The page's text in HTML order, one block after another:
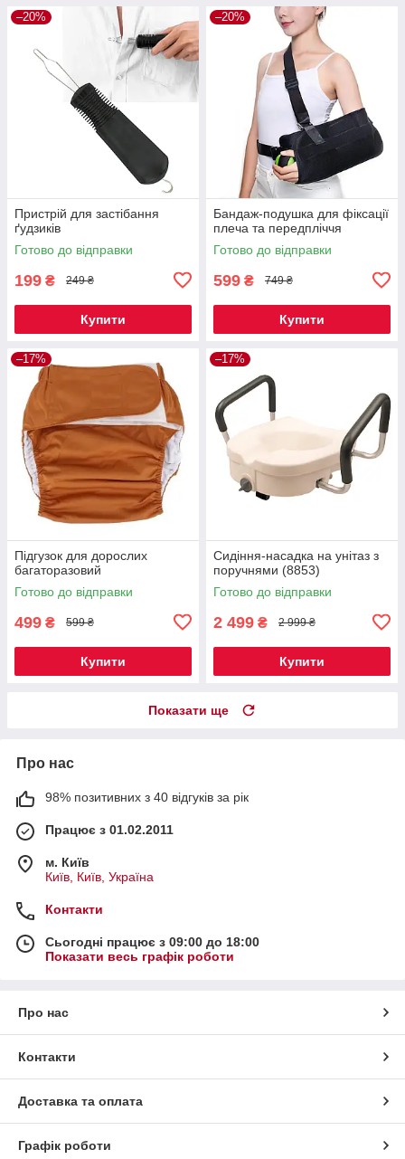
–20%
Пристрій для застібання
ґудзиків
Готово до відправки
199 ₴ 249 ₴
Купити
–20%
Бандаж-подушка для фіксації
плеча та передпліччя
Готово до відправки
599 ₴ 749 ₴
Купити
–17%
Підгузок для дорослих
багаторазовий
Готово до відправки
499 ₴ 599 ₴
Купити
–17%
Сидіння-насадка на унітаз з
поручнями (8853)
Готово до відправки
2 499 ₴ 2 999 ₴
Купити
Показати ще
Про нас
98% позитивних з 40 відгуків за рік
Працює з 01.02.2011
м. Київ
Київ, Київ, Україна
Контакти
Сьогодні працює з 09:00 до 18:00
Показати весь графік роботи
Про нас
Контакти
Доставка та оплата
Графік роботи